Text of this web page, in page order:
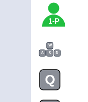
1-P
W
A
S D
Q